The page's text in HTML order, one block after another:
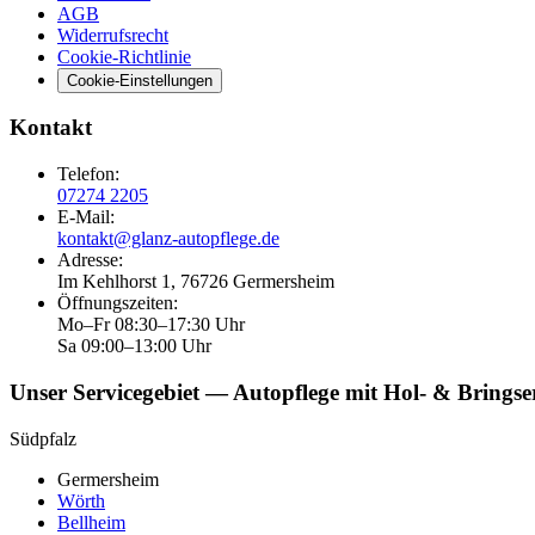
AGB
Widerrufsrecht
Cookie-Richtlinie
Cookie-Einstellungen
Kontakt
Telefon:
07274 2205
E-Mail:
kontakt@glanz-autopflege.de
Adresse:
Im Kehlhorst 1, 76726 Germersheim
Öffnungszeiten:
Mo–Fr 08:30–17:30 Uhr
Sa 09:00–13:00 Uhr
Unser Servicegebiet — Autopflege mit Hol- &
Südpfalz
Germersheim
Wörth
Bellheim